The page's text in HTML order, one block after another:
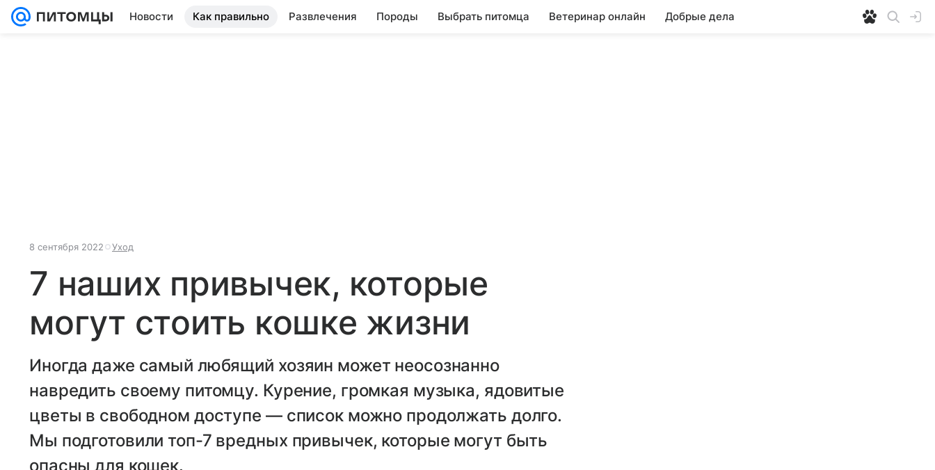
Новости Как правильно Развлечения Породы Выбрать питомца Ветеринар онлайн Добрые дела
8 сентября 2022 Уход
7 наших привычек, которые
могут стоить кошке жизни
Иногда даже самый любящий хозяин может неосознанно
навредить своему питомцу. Курение, громкая музыка, ядовитые
цветы в свободном доступе — список можно продолжать долго.
Мы подготовили топ-7 вредных привычек, которые могут быть
опасны для кошек.